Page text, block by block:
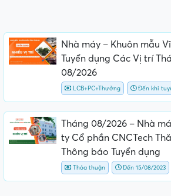
Nhà máy – Khuôn mẫu
Tuyển dụng Các Vị trí
08/2026
LCB+PC+Thưởng Đến khi
Tháng 08/2026 – Nhà
ty Cổ phần CNCTech
Thông báo Tuyển dụng
Thỏa thuận Đến 15/08/2023